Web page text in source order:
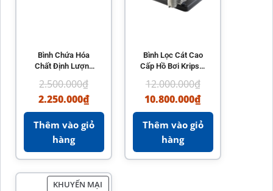
Bình Chứa Hóa
Chất Định Lượng
2.500.000₫
2.250.000₫
Thêm vào giỏ
hàng
Bình Lọc Cát Cao
Cấp Hồ Bơi Kripsol
12.000.000₫
10.800.000₫
Thêm vào giỏ
hàng
KHUYẾN MẠI